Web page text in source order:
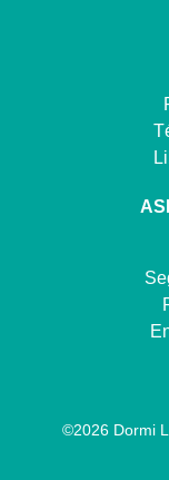
©2026 Dormi